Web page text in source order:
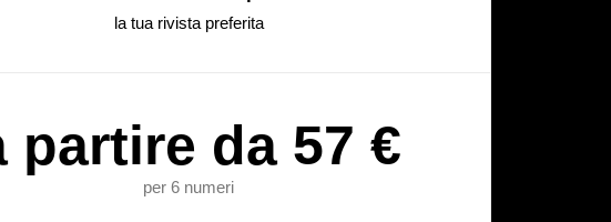
la tua rivista preferita
partire da 57 €
per 6 numeri